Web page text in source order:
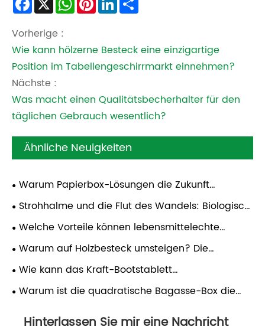
Vorherige :
Wie kann hölzerne Besteck eine einzigartige
Position im Tabellengeschirrmarkt einnehmen?
Nächste :
Was macht einen Qualitätsbecherhalter für den
täglichen Gebrauch wesentlich?
Ähnliche Neuigkeiten
Warum Papierbox-Lösungen die Zukunft
nachhaltiger Lebensmittelverpackungen sind
Strohhalme und die Flut des Wandels: Biologisch
abbaubare Lösungen für eine sauberere Zukunft
Welche Vorteile können lebensmittelechte
Papierschalen globalen Catering- und
Warum auf Holzbesteck umsteigen? Die
Revolution des umweltfreundlichen Essens
Wie kann das Kraft-Bootstablett
umweltfreundliche
Lebensmittelverpackungslösungen
revolutionieren?
Warum ist die quadratische Bagasse-Box die
Hinterlassen Sie mir eine Nachricht